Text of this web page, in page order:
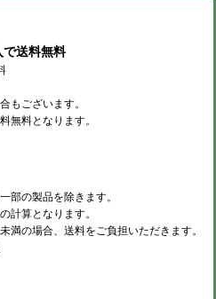
送料無料
もございます。
料となります。
部の製品を除きます。
計算となります。
の場合、送料をご負担いただきます。